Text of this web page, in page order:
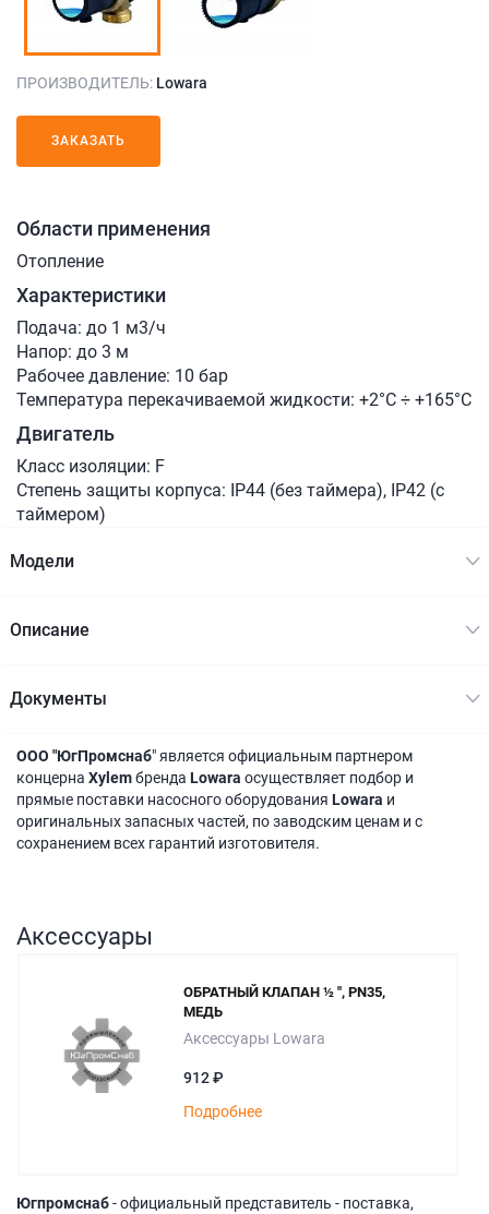
ПРОИЗВОДИТЕЛЬ: Lowara
ЗАКАЗАТЬ
Области применения
Отопление
Характеристики
Подача: до 1 м3/ч
Напор: до 3 м
Рабочее давление: 10 бар
Температура перекачиваемой жидкости: +2°C ÷ +165°C
Двигатель
Класс изоляции: F
Степень защиты корпуса: IP44 (без таймера), IP42 (с
таймером)
Модели
Описание
Документы
ООО "ЮгПромснаб" является официальным партнером
концерна Xylemбренда Lowara осуществляет подбор и
прямые поставки насосного оборудования Lowara и
оригинальных запасных частей, по заводским ценам и с
сохранением всех гарантий изготовителя.
Аксессуары
ОБРАТНЫЙ КЛАПАН ½ ", PN35,
МЕДЬ
Аксессуары Lowara
912 ₽
Подробнее
Югпромснаб- официальный представитель - поставка,